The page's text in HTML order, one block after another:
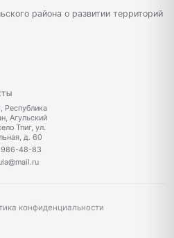
района о развитии территорий
Республика
Агульский
Тпиг, ул.
д. 60
48-83
конфиденциальности